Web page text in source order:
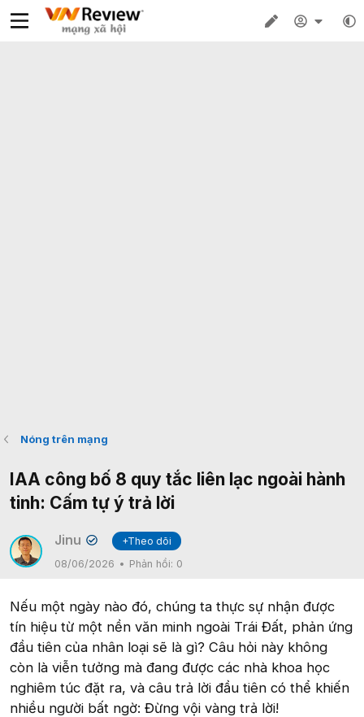
Nóng trên mạng
IAA công bố 8 quy tắc liên lạc ngoài hành
tinh: Cấm tự ý trả lời
Jinu ✔
+Theo dõi
08/06/2026
Phản hồi: 0
Nếu một ngày nào đó, chúng ta thực sự nhận được
tín hiệu từ một nền văn minh ngoài Trái Đất, phản ứng
đầu tiên của nhân loại sẽ là gì? Câu hỏi này không
còn là viễn tưởng mà đang được các nhà khoa học
nghiêm túc đặt ra, và câu trả lời đầu tiên có thể khiến
nhiều người bất ngờ: Đừng vội vàng trả lời!